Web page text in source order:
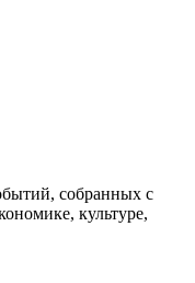
собранных с
культуре,